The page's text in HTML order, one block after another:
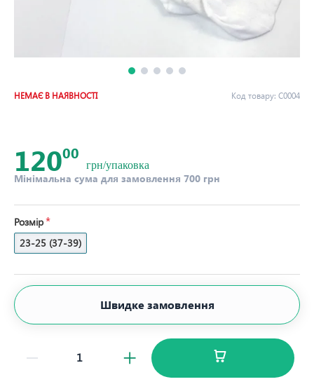
12000
грн/упаковка
Мінімальна сума для замовлення 700 грн
НЕМАЄ В НАЯВНОСТІ Код товару: С0004
Розмір
23-25 (37-39)
Швидке замовлення